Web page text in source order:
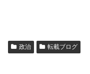
政治 転載ブログ